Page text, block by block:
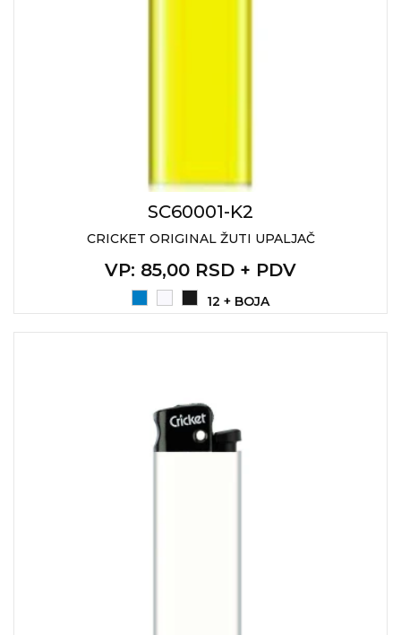
SC60001-K2
CRICKET ORIGINAL ŽUTI UPALJAČ
VP: 85,00 RSD + PDV
12 + BOJA